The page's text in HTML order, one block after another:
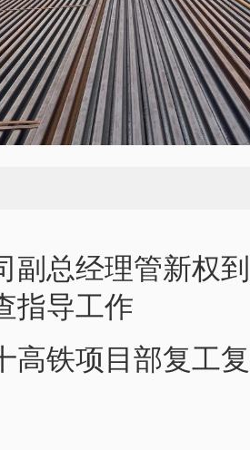
副总经理管新权
指导工作
高铁项目部复工